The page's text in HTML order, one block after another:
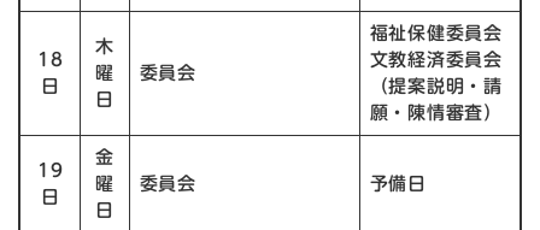
18
日
木
曜
日
委員会
福祉保健委員会
文教経済委員会
（提案説明・請
願・陳情審査）
19
日
金
曜
日
委員会 予備日